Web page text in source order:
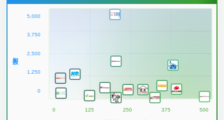
5,000
3,750
2,500
1,250
0
0 125 250 375 500